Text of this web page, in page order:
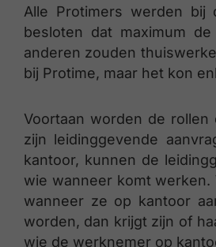
Alle Protimers werden bij
besloten dat maximum
anderen zouden
bij Protime, maar het kon
Voortaan worden de
zijn leidinggevende
kantoor, kunnen de
wie wanneer komt
wanneer ze op kantoor
worden, dan krijgt zijn of
wie de werknemer op